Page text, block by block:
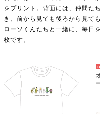
をプリント。背面には、仲間た
き、前から見ても後ろから見て
ローソくんたちと一緒に、毎日
枚です。